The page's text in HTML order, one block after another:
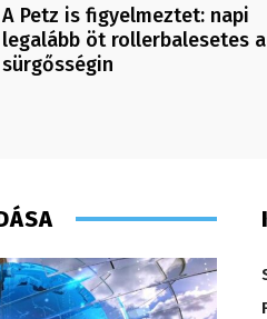
A Petz is figyelmeztet: napi
legalább öt rollerbalesetes a
sürgősségin